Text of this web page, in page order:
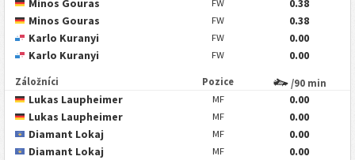
FW
Minos Gouras
FW
0.38
Karlo Kuranyi
FW
0.00
Karlo Kuranyi
FW 0.00
Záložníci Pozice /90 min
Lukas Laupheimer MF
0.00
Lukas Laupheimer
MF
0.00
Diamant Lokaj
MF
0.00
Diamant Lokaj
MF
0.00